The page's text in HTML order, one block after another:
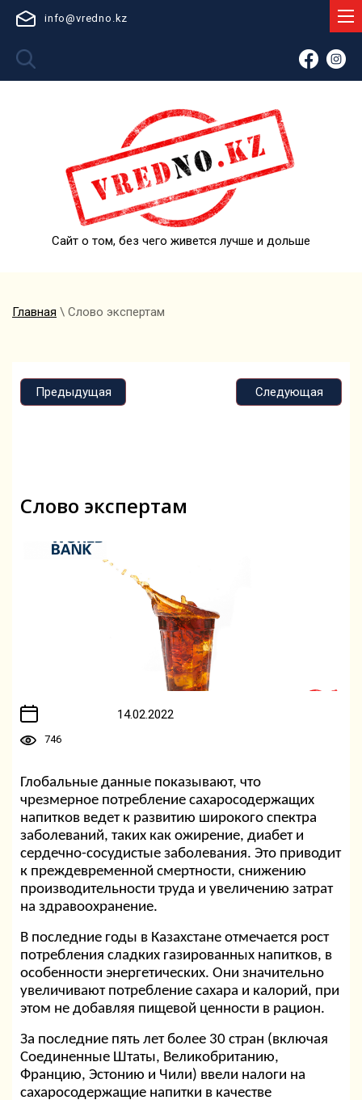
info@vredno.kz
Сайт о том, без чего живется лучше и дольше
Главная \ Слово экспертам
Предыдущая Следующая
Слово экспертам
14.02.2022
746
Глобальные данные показывают, что
чрезмерное потребление сахаросодержащих
напитков ведет к развитию широкого спектра
заболеваний, таких как ожирение, диабет и
сердечно-сосудистые заболевания. Это приводит
к преждевременной смертности, снижению
производительности труда и увеличению затрат
на здравоохранение.
В последние годы в Казахстане отмечается рост
потребления сладких газированных напитков, в
особенности энергетических. Они значительно
увеличивают потребление сахара и калорий, при
этом не добавляя пищевой ценности в рацион.
За последние пять лет более 30 стран (включая
Соединенные Штаты, Великобританию,
Францию, Эстонию и Чили) ввели налоги на
сахаросодержащие напитки в качестве